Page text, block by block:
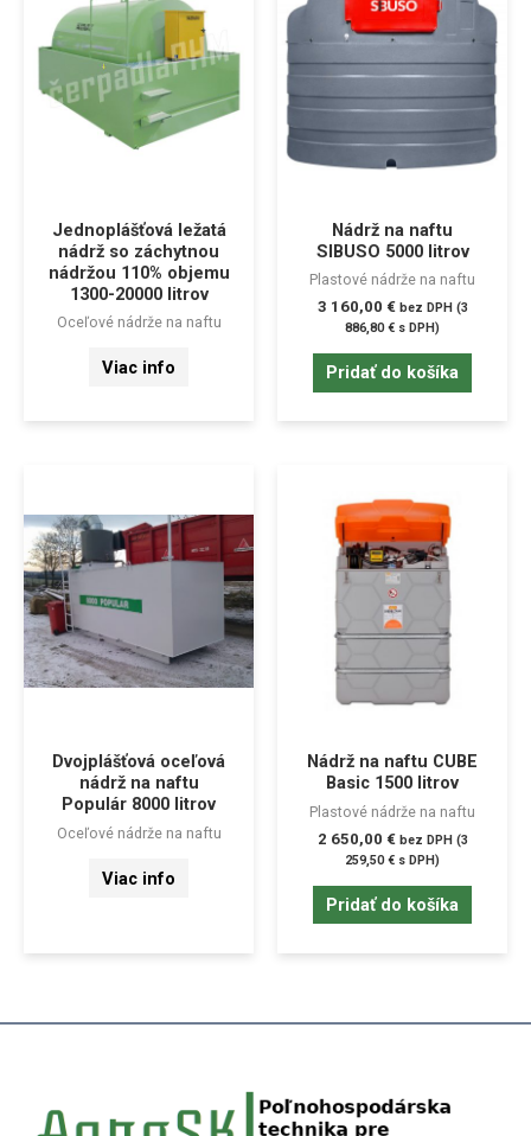
Jednoplášťová ležatá
nádrž so záchytnou
nádržou 110% objemu
1300-20000 litrov
Oceľové nádrže na naftu
Viac info
Nádrž na naftu
SIBUSO 5000 litrov
Plastové nádrže na naftu
3 160,00 € bez DPH (3
886,80€ s DPH)
Pridať do košíka
Dvojplášťová oceľová
nádrž na naftu
Populár 8000 litrov
Oceľové nádrže na naftu
Viac info
Nádrž na naftu CUBE
Basic 1500 litrov
Plastové nádrže na naftu
2 650,00 € bez DPH (3
259,50€ s DPH)
Pridať do košíka